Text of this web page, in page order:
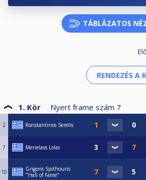
TÁBLÁZATOS
1. Kör Nyert frame szám 7
2 Konstantinos Serelis
7 Menelaos Lolas
10
Grigoris Spithouris
"Hall of Fame"